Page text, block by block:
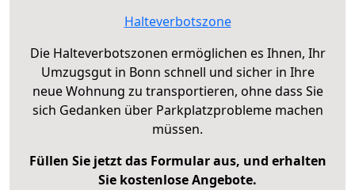
Halteverbotszone
Die Halteverbotszonen ermöglichen es Ihnen, Ihr
Umzugsgut in Bonn schnell und sicher in Ihre
neue Wohnung zu transportieren, ohne dass Sie
sich Gedanken über Parkplatzprobleme machen
müssen.
Füllen Sie jetzt das Formular aus, und erhalten
Sie kostenlose Angebote.